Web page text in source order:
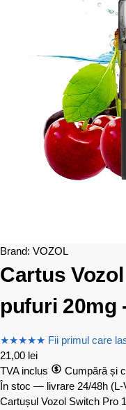
Brand: VOZOL
Cartus
pufuri 20mg
★★★★★ Fii primul care
21,00 lei
TVA inclus
Cumpără și
În stoc — livrare 24/48h (L-
Cartușul Vozol Switch Pro